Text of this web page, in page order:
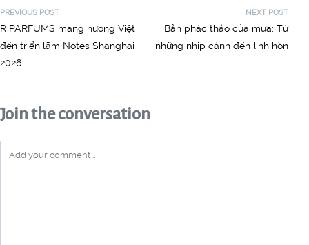
PREVIOUS POST
R PARFUMS mang hương Việt
đến triển lãm Notes Shanghai
2026
NEXT POST
Bản phác thảo của mưa: Từ
những nhịp cánh đến linh hồn
Join the conversation